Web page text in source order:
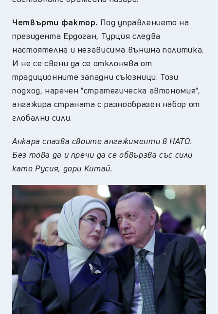
Четвърти фактор. Под управлението на
президента Ердоган, Турция следва
настоятелна и независима външна политика.
И не се свени да се отклонява от
традиционните западни съюзници. Този
подход, наречен "стратегическа автономия",
ангажира страната с разнообразен набор от
глобални сили.
Анкара спазва своите ангажименти в НАТО.
Без това да и пречи да се обвързва със сили
като Русия, дори Китай.